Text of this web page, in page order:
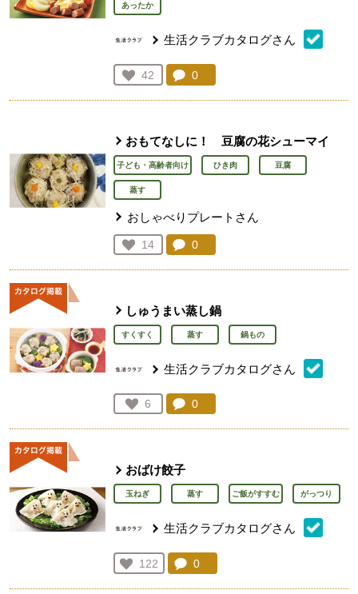
あったか
生活クラブカタログさん
お気に入り登録：
42
人が登録
コメント：
0
おもてなしに！ 豆腐の花シューマイ
子ども・高齢者向け ひき肉 豆腐
蒸す
おしゃべりプレートさん
お気に入り登録：
14
人が登録
コメント：
0
しゅうまい蒸し鍋
すくすく 蒸す 鍋もの
生活クラブカタログさん
お気に入り登録：
6
人が登録
コメント：
0
おばけ餃子
玉ねぎ 蒸す ご飯がすすむ がっつり
生活クラブカタログさん
お気に入り登録：
122
人が登録
コメント：
0